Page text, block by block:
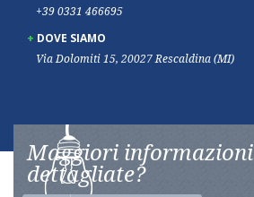
+39 0331 466695
DOVE SIAMO
Via Dolomiti 15, 20027 Rescaldina (MI)
Maggiori informazioni
dettagliate?